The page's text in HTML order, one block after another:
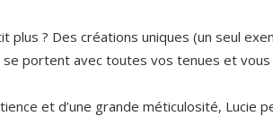
plus ? Des créations uniques (un seul
se portent avec toutes vos tenues et
et d’une grande méticulosité, Lucie